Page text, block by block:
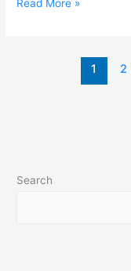
Read More »
1 2
Search